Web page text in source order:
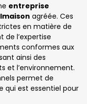
entreprise
agréée. Ces
en matière de
de l’expertise
conformes aux
ainsi des
et l’environnement.
permet de
qui est essentiel pour